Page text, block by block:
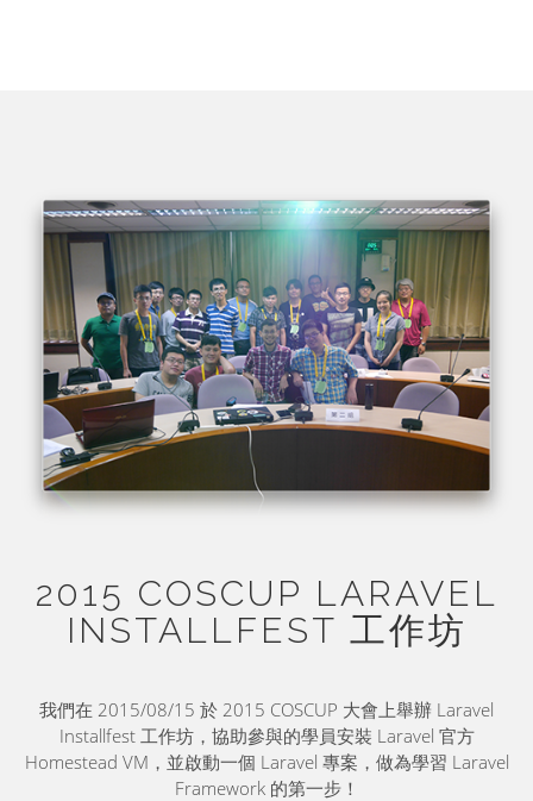
2015 COSCUP LARAVEL
INSTALLFEST 工作坊
我們在 2015/08/15 於 2015 COSCUP 大會上舉辦 Laravel
Installfest 工作坊，協助參與的學員安裝 Laravel 官方
Homestead VM，並啟動一個 Laravel 專案，做為學習 Laravel
Framework 的第一步！